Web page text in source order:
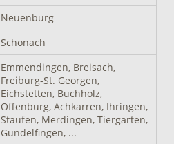
Neuenburg
Schonach
Emmendingen, Breisach,
Freiburg-St. Georgen,
Eichstetten, Buchholz,
Offenburg, Achkarren, Ihringen,
Staufen, Merdingen, Tiergarten,
Gundelfingen, ...